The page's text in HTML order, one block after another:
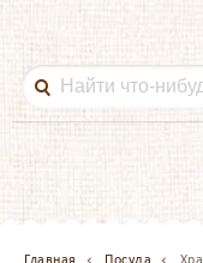
Главная Посуда